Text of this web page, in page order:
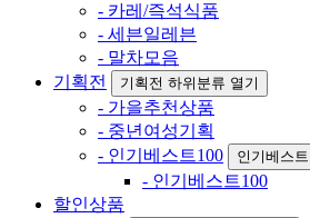
- 카레/즉석식품
- 세븐일레븐
- 말차모음
기획전
기획전 하위분류 열기
- 가을추천상품
- 중년여성기획
- 인기베스트100
인기베스
- 인기베스트100
할인상품